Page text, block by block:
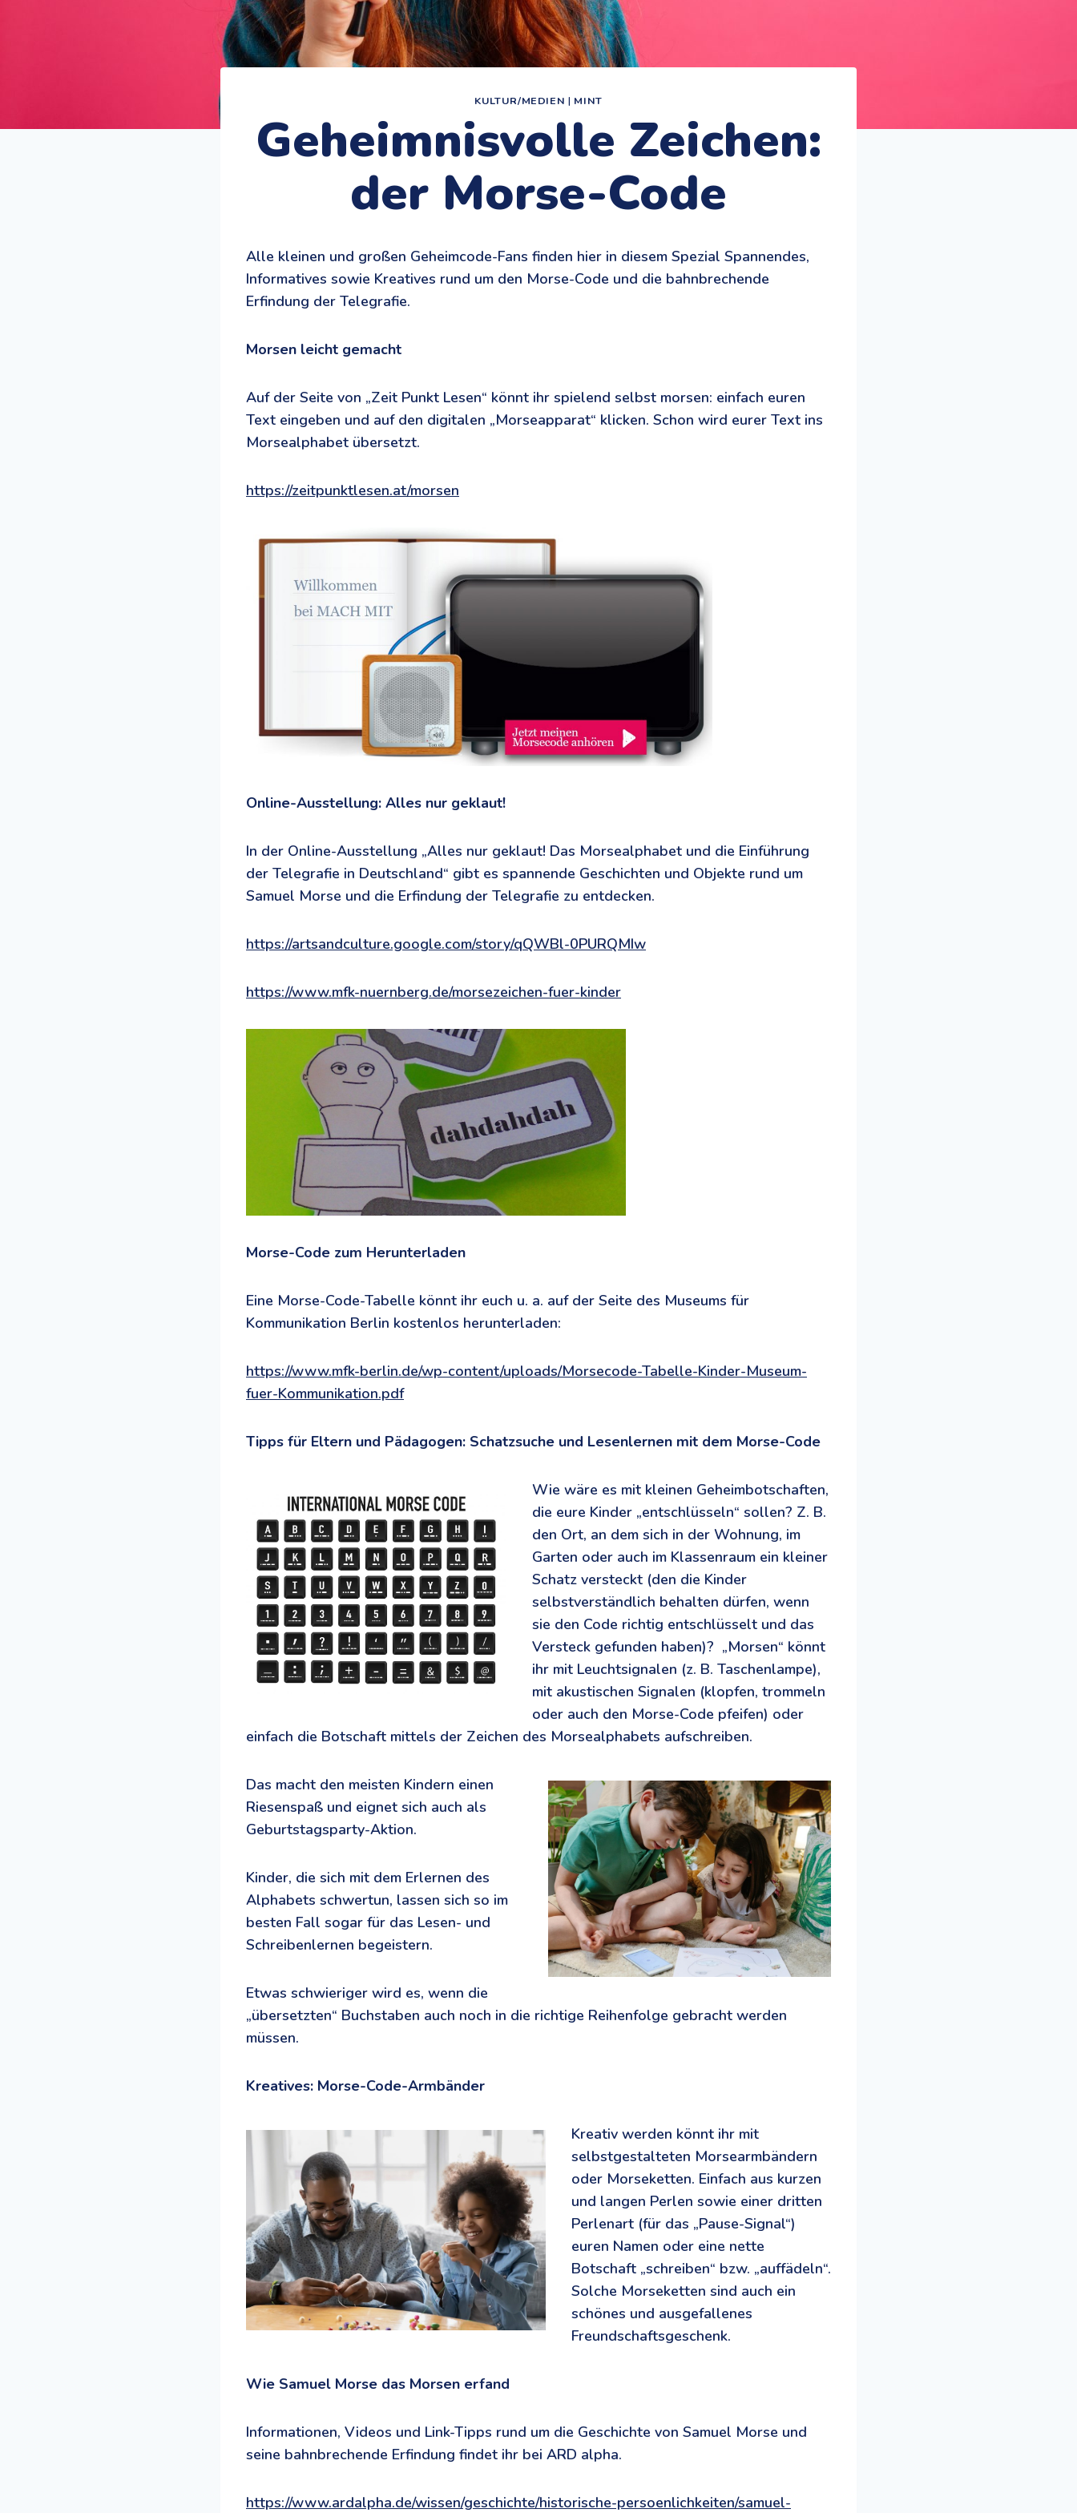
KULTUR/MEDIEN | MINT
Geheimnisvolle Zeichen:
der Morse-Code
Alle kleinen und großen Geheimcode-Fans finden hier in diesem Spezial Spannendes,
Informatives sowie Kreatives rund um den Morse-Code und die bahnbrechende
Erfindung der Telegrafie.
Morsen leicht gemacht
Auf der Seite von „Zeit Punkt Lesen“ könnt ihr spielend selbst morsen: einfach euren
Text eingeben und auf den digitalen „Morseapparat“ klicken. Schon wird eurer Text ins
Morsealphabet übersetzt.
https://zeitpunktlesen.at/morsen
Online-Ausstellung: Alles nur geklaut!
In der Online-Ausstellung „Alles nur geklaut! Das Morsealphabet und die Einführung
der Telegrafie in Deutschland“ gibt es spannende Geschichten und Objekte rund um
Samuel Morse und die Erfindung der Telegrafie zu entdecken.
https://artsandculture.google.com/story/qQWBl-0PURQMIw
https://www.mfk-nuernberg.de/morsezeichen-fuer-kinder
Morse-Code zum Herunterladen
Eine Morse-Code-Tabelle könnt ihr euch u. a. auf der Seite des Museums für
Kommunikation Berlin kostenlos herunterladen:
https://www.mfk-berlin.de/wp-content/uploads/Morsecode-Tabelle-Kinder-Museum-
fuer-Kommunikation.pdf
Tipps für Eltern und Pädagogen: Schatzsuche und Lesenlernen mit dem Morse-Code
Wie wäre es mit kleinen Geheimbotschaften,
die eure Kinder „entschlüsseln“ sollen? Z. B.
den Ort, an dem sich in der Wohnung, im
Garten oder auch im Klassenraum ein kleiner
Schatz versteckt (den die Kinder
selbstverständlich behalten dürfen, wenn
sie den Code richtig entschlüsselt und das
Versteck gefunden haben)? „Morsen“ könnt
ihr mit Leuchtsignalen (z. B. Taschenlampe),
mit akustischen Signalen (klopfen, trommeln
oder auch den Morse-Code pfeifen) oder
einfach die Botschaft mittels der Zeichen des Morsealphabets aufschreiben.
Das macht den meisten Kindern einen
Riesenspaß und eignet sich auch als
Geburtstagsparty-Aktion.
Kinder, die sich mit dem Erlernen des
Alphabets schwertun, lassen sich so im
besten Fall sogar für das Lesen- und
Schreibenlernen begeistern.
Etwas schwieriger wird es, wenn die
„übersetzten“ Buchstaben auch noch in die richtige Reihenfolge gebracht werden
müssen.
Kreatives: Morse-Code-Armbänder
Kreativ werden könnt ihr mit
selbstgestalteten Morsearmbändern
oder Morseketten. Einfach aus kurzen
und langen Perlen sowie einer dritten
Perlenart (für das „Pause-Signal“)
euren Namen oder eine nette
Botschaft „schreiben“ bzw. „auffädeln“.
Solche Morseketten sind auch ein
schönes und ausgefallenes
Freundschaftsgeschenk.
Wie Samuel Morse das Morsen erfand
Informationen, Videos und Link-Tipps rund um die Geschichte von Samuel Morse und
seine bahnbrechende Erfindung findet ihr bei ARD alpha.
https://www.ardalpha.de/wissen/geschichte/historische-persoenlichkeiten/samuel-